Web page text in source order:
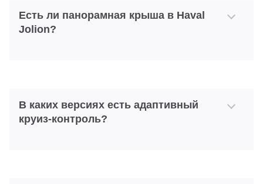
Есть ли панорамная крыша в Haval
Jolion?
В каких версиях есть адаптивный
круиз-контроль?